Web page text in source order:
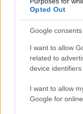
Opted Out
Google consents
I want to allow
related to
device identifiers
I want to allow
Google for
E-mail cím
Feliratkozom a
szabályzatot!